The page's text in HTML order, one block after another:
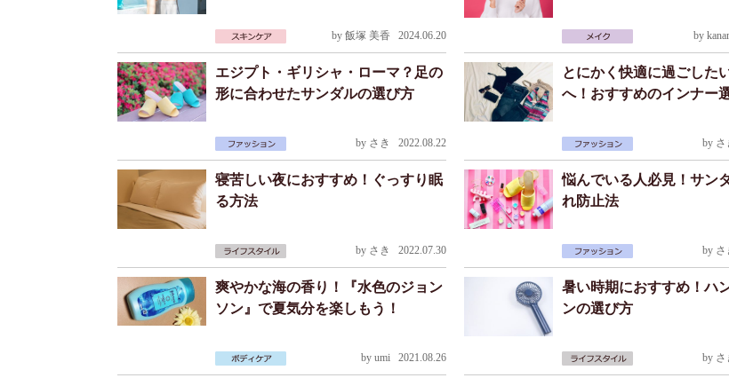
by 飯塚 美香 2024.06.20 by
エジプト・ギリシャ・ローマ？足の
形に合わせたサンダルの選び方
by さき 2022.08.22
とにかく快適に過ごした
へ！おすすめのインナー
by さ
寝苦しい夜におすすめ！ぐっすり眠
る方法
by さき 2022.07.30
悩んでいる人必見！サン
れ防止法
by さ
爽やかな海の香り！『水色のジョン
ソン』で夏気分を楽しもう！
by umi 2021.08.26
暑い時期におすすめ！ハ
ンの選び方
by さ